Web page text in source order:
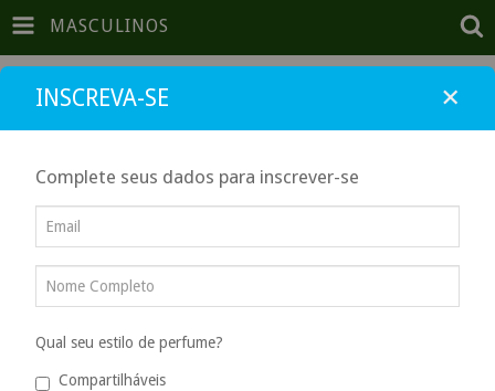
MASCULINOS
MASCULINOS
INSCREVA-SE ×
Complete seus dados para inscrever-se
Qual seu estilo de perfume?
Compartilháveis